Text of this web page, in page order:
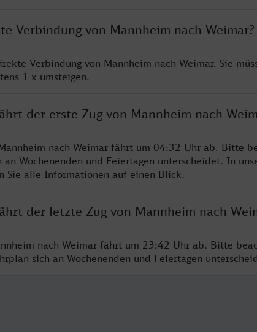
Verbindung von Mannheim nach Weimar?
Verbindung von Mannheim nach Weimar. Sie
1 x umsteigen.
der erste Zug von Mannheim nach
nach Weimar fährt um 04:32 Uhr ab. Bitte
an Wochenenden und Feiertagen unterscheidet. In
Sie alle Informationen auf einen Blick.
der letzte Zug von Mannheim nach
nach Weimar fährt um 23:42 Uhr ab. Bitte
sich an Wochenenden und Feiertagen